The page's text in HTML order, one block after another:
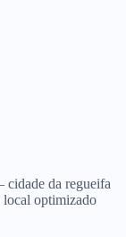
cidade da regueifa
local optimizado